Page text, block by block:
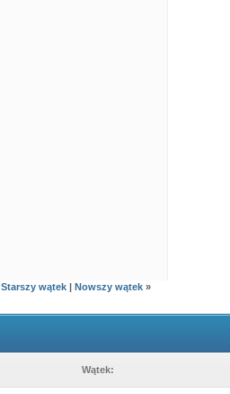
Starszy wątek | Nowszy wątek »
Wątek: